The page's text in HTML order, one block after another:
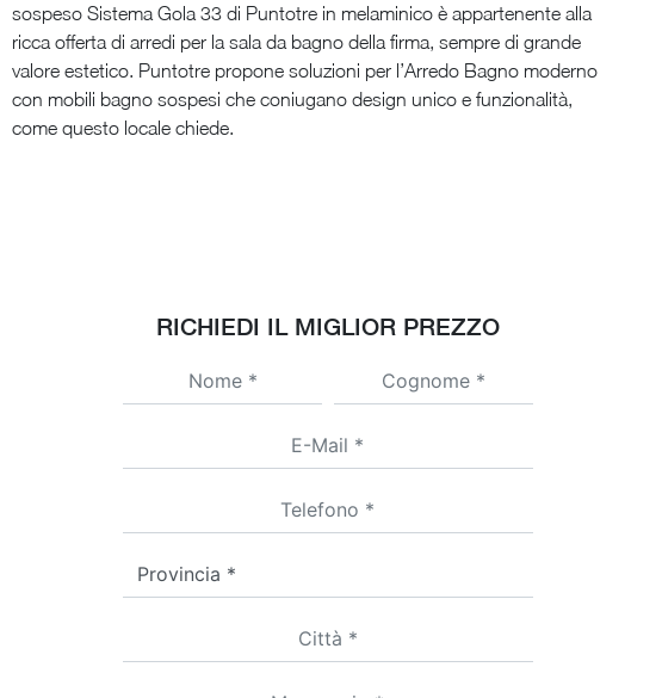
sospeso Sistema Gola 33 di Puntotre in melaminico è appartenente alla
ricca offerta di arredi per la sala da bagno della firma, sempre di grande
valore estetico. Puntotre propone soluzioni per l’Arredo Bagno moderno
con mobili bagno sospesi che coniugano design unico e funzionalità,
come questo locale chiede.
RICHIEDI IL MIGLIOR PREZZO